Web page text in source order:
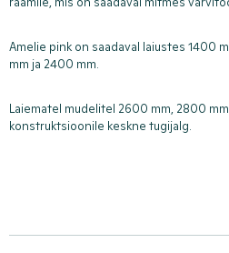
Amelie pink on saadaval laiustes 1400
mm ja 2400 mm.
Laiematel mudelitel 2600 mm, 2800
konstruktsioonile keskne tugijalg.